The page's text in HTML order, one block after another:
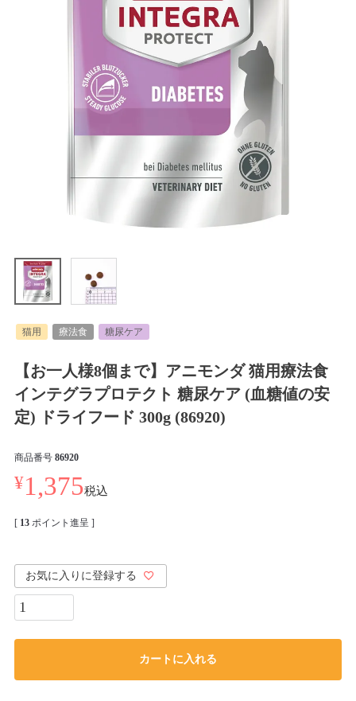
猫用 療法食 糖尿ケア
【お一人様8個まで】アニモンダ 猫用療法食
インテグラプロテクト 糖尿ケア (血糖値の安
定) ドライフード 300g (86920)
商品番号 86920
¥1,375税込
[ 13 ポイント進呈 ]
お気に入りに登録する
カートに入れる